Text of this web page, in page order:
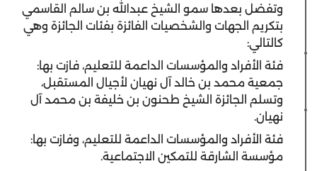
وتفضل بعدها سمو الشيخ عبدالله بن سالم القاسمي
بتكريم الجهات والشخصيات الفائزة بفئات الجائزة وهي
كالتالي:
فئة الأفراد والمؤسسات الداعمة للتعليم، فازت بها:
جمعية محمد بن خالد آل نهيان لأجيال المستقبل،
وتسلم الجائزة الشيخ طحنون بن خليفة بن محمد آل
نهيان.
فئة الأفراد والمؤسسات الداعمة للتعليم، وفازت بها:
مؤسسة الشارقة للتمكين الاجتماعية.